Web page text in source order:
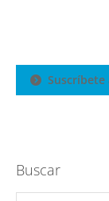
Buscar